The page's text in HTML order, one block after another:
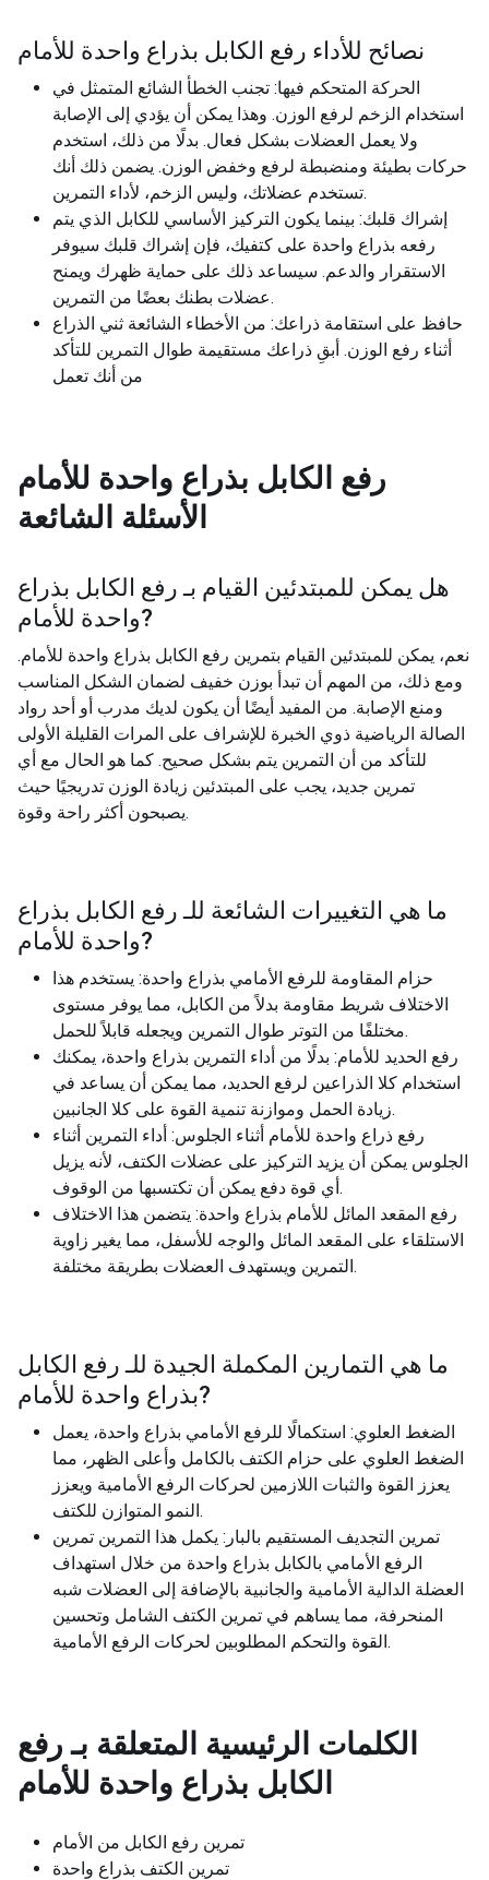
نصائح للأداء رفع الكابل بذراع واحدة للأمام
الحركة المتحكم فيها: تجنب الخطأ الشائع المتمثل في
استخدام الزخم لرفع الوزن. وهذا يمكن أن يؤدي إلى الإصابة
ولا يعمل العضلات بشكل فعال. بدلًا من ذلك، استخدم
حركات بطيئة ومنضبطة لرفع وخفض الوزن. يضمن ذلك أنك
تستخدم عضلاتك، وليس الزخم، لأداء التمرين.
إشراك قلبك: بينما يكون التركيز الأساسي للكابل الذي يتم
رفعه بذراع واحدة على كتفيك، فإن إشراك قلبك سيوفر
الاستقرار والدعم. سيساعد ذلك على حماية ظهرك ويمنح
عضلات بطنك بعضًا من التمرين.
حافظ على استقامة ذراعك: من الأخطاء الشائعة ثني الذراع
أثناء رفع الوزن. أبقِ ذراعك مستقيمة طوال التمرين للتأكد
من أنك تعمل
رفع الكابل بذراع واحدة للأمام
الأسئلة الشائعة
هل يمكن للمبتدئين القيام بـ رفع الكابل بذراع
واحدة للأمام?
نعم، يمكن للمبتدئين القيام بتمرين رفع الكابل بذراع واحدة للأمام.
ومع ذلك، من المهم أن تبدأ بوزن خفيف لضمان الشكل المناسب
ومنع الإصابة. من المفيد أيضًا أن يكون لديك مدرب أو أحد رواد
الصالة الرياضية ذوي الخبرة للإشراف على المرات القليلة الأولى
للتأكد من أن التمرين يتم بشكل صحيح. كما هو الحال مع أي
تمرين جديد، يجب على المبتدئين زيادة الوزن تدريجيًا حيث
يصبحون أكثر راحة وقوة.
ما هي التغييرات الشائعة للـ رفع الكابل بذراع
واحدة للأمام?
حزام المقاومة للرفع الأمامي بذراع واحدة: يستخدم هذا
الاختلاف شريط مقاومة بدلاً من الكابل، مما يوفر مستوى
مختلفًا من التوتر طوال التمرين ويجعله قابلاً للحمل.
رفع الحديد للأمام: بدلًا من أداء التمرين بذراع واحدة، يمكنك
استخدام كلا الذراعين لرفع الحديد، مما يمكن أن يساعد في
زيادة الحمل وموازنة تنمية القوة على كلا الجانبين.
رفع ذراع واحدة للأمام أثناء الجلوس: أداء التمرين أثناء
الجلوس يمكن أن يزيد التركيز على عضلات الكتف، لأنه يزيل
أي قوة دفع يمكن أن تكتسبها من الوقوف.
رفع المقعد المائل للأمام بذراع واحدة: يتضمن هذا الاختلاف
الاستلقاء على المقعد المائل والوجه للأسفل، مما يغير زاوية
التمرين ويستهدف العضلات بطريقة مختلفة.
ما هي التمارين المكملة الجيدة للـ رفع الكابل
بذراع واحدة للأمام?
الضغط العلوي: استكمالًا للرفع الأمامي بذراع واحدة، يعمل
الضغط العلوي على حزام الكتف بالكامل وأعلى الظهر، مما
يعزز القوة والثبات اللازمين لحركات الرفع الأمامية ويعزز
النمو المتوازن للكتف.
تمرين التجديف المستقيم بالبار: يكمل هذا التمرين تمرين
الرفع الأمامي بالكابل بذراع واحدة من خلال استهداف
العضلة الدالية الأمامية والجانبية بالإضافة إلى العضلات شبه
المنحرفة، مما يساهم في تمرين الكتف الشامل وتحسين
القوة والتحكم المطلوبين لحركات الرفع الأمامية.
الكلمات الرئيسية المتعلقة بـ رفع
الكابل بذراع واحدة للأمام
تمرين رفع الكابل من الأمام
تمرين الكتف بذراع واحدة